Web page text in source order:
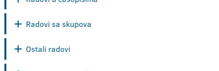
Radovi sa skupova
Ostali radovi